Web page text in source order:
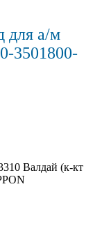
для а/м
3501800-